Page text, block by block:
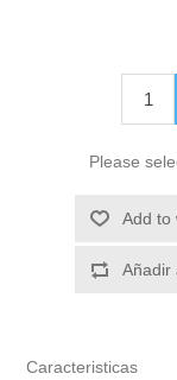
Please
Add to
Añadir
Caracteristicas